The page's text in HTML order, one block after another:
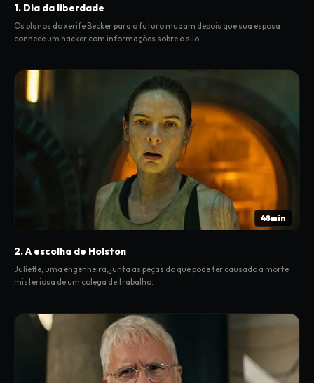
1. Dia da liberdade
Os planos do xerife Becker para o futuro mudam depois que sua esposa
conhece um hacker com informações sobre o silo.
48min
2. A escolha de Holston
Juliette, uma engenheira, junta as peças do que pode ter causado a morte
misteriosa de um colega de trabalho.